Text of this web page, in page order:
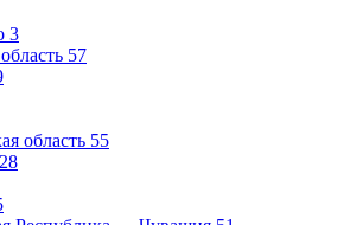
3
57
область 55
28